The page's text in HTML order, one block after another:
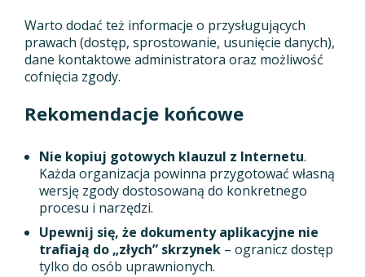
Warto dodać też informacje o przysługujących
prawach (dostęp, sprostowanie, usunięcie danych),
dane kontaktowe administratora oraz możliwość
cofnięcia zgody.
Rekomendacje końcowe
Nie kopiuj gotowych klauzul z Internetu.
Każda organizacja powinna przygotować własną
wersję zgody dostosowaną do konkretnego
procesu i narzędzi.
Upewnij się, że dokumenty aplikacyjne nie
trafiają do „złych” skrzynek– ogranicz dostęp
tylko do osób uprawnionych.